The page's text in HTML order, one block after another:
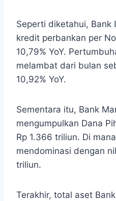
Seperti diketahui, Bank
kredit perbankan per
10,79% YoY.
melambat dari bulan
10,92% YoY.
Sementara itu, Bank
mengumpulkan Dana
Rp 1.366 triliun. Di
mendominasi dengan
triliun.
Terakhir, total aset